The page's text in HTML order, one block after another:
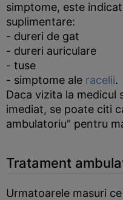
simptome, este
suplimentare:
- dureri de gat
- dureri auriculare
- tuse
- simptome ale racelii.
Daca vizita la medicul
imediat, se poate citi
ambulatoriu" pentru
Tratament
Urmatoarele masuri